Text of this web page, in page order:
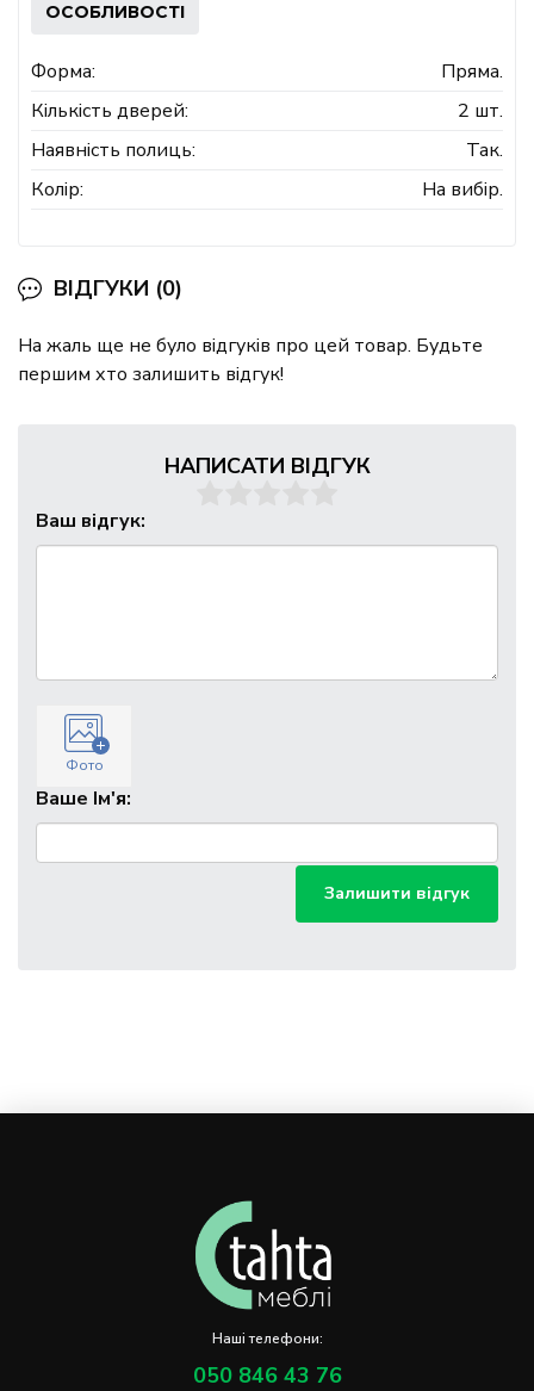
ОСОБЛИВОСТІ
Форма:
Пряма.
Кількість дверей:
2 шт.
Наявність полиць:
Так.
Колір:
На вибір.
ВІДГУКИ (0)
На жаль ще не було відгуків про цей товар. Будьте
першим хто залишить відгук!
НАПИСАТИ ВІДГУК
Ваш відгук:
Фото
Ваше Ім'я:
Залишити відгук
Наші телефони:
050 846 43 76